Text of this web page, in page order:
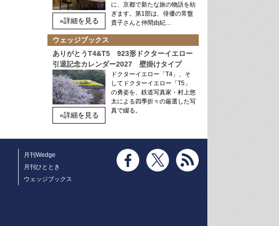
»詳細を見る
に、京都で新たな旅の物語を紡
ぎます。第1部は、俳優の常盤
貴子さんと仲間由紀…
ウェッジブックス
ありがとうT4&T5 923形ドクターイエロー
引退記念カレンダー2027 壁掛けタイプ
»詳細を見る
ドクターイエロー「T4」、そ
してドクターイエロー「T5」
の勇姿を、鉄道写真家・村上悠
太による四季折々の厳選した写
真で綴る。
月刊Wedge
月刊ひととき
ウェッジブックス